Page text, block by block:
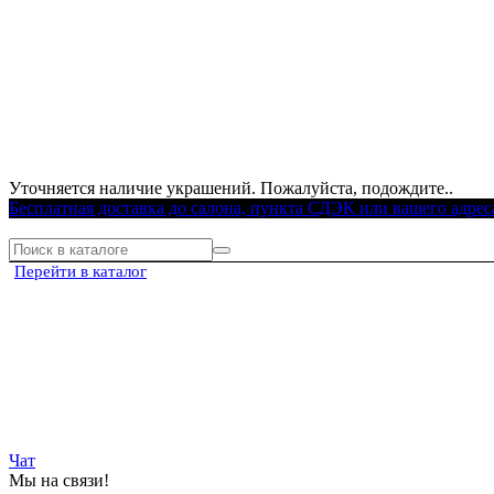
Уточняется наличие украшений. Пожалуйста, подождите..
Бесплатная доставка до салона, пункта СДЭК или вашего
Перейти в каталог
Чат
Мы на связи!